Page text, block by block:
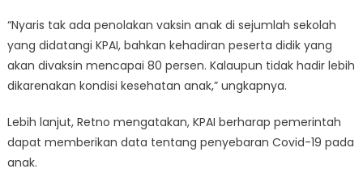
“Nyaris tak ada penolakan vaksin anak di sejumlah sekolah
yang didatangi KPAI, bahkan kehadiran peserta didik yang
akan divaksin mencapai 80 persen. Kalaupun tidak hadir lebih
dikarenakan kondisi kesehatan anak,” ungkapnya.
Lebih lanjut, Retno mengatakan, KPAI berharap pemerintah
dapat memberikan data tentang penyebaran Covid-19 pada
anak.